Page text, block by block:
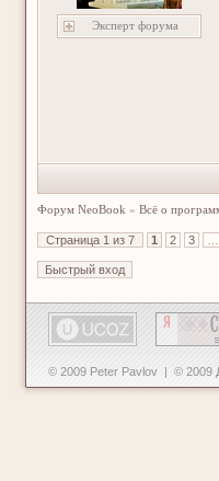
Эксперт форума
Форум NeoBook » Всё о
Страница 1 из 7 1 2 3
© 2009 Peter Pavlov | © 2009